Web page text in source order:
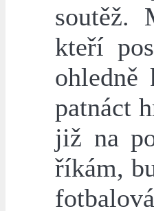
soutěž.
kteří
patnáct
již na
říkám,